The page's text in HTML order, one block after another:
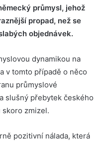
průmysl, jehož
propad, než se
objednávek.
dynamikou na
v tomto případě o něco
průmyslové
slušný přebytek českého
zmizel.
pozitivní nálada, která